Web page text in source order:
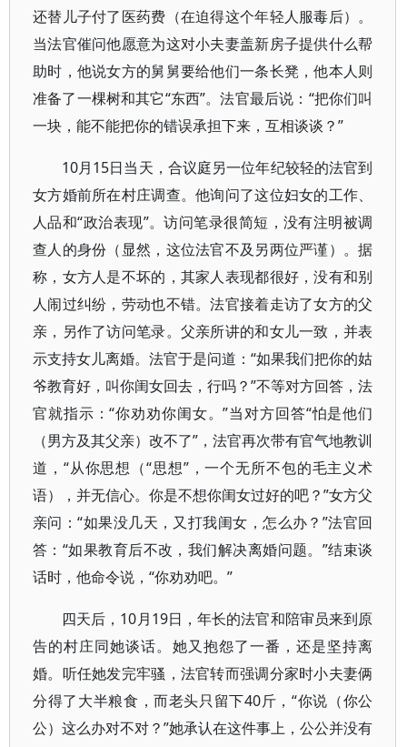
还替儿子付了医药费（在迫得这个年轻人服毒后）。
当法官催问他愿意为这对小夫妻盖新房子提供什么帮
助时，他说女方的舅舅要给他们一条长凳，他本人则
准备了一棵树和其它“东西”。法官最后说：“把你们叫
一块，能不能把你的错误承担下来，互相谈谈？”
10月15日当天，合议庭另一位年纪较轻的法官到
女方婚前所在村庄调查。他询问了这位妇女的工作、
人品和“政治表现”。访问笔录很简短，没有注明被调
查人的身份（显然，这位法官不及另两位严谨）。据
称，女方人是不坏的，其家人表现都很好，没有和别
人闹过纠纷，劳动也不错。法官接着走访了女方的父
亲，另作了访问笔录。父亲所讲的和女儿一致，并表
示支持女儿离婚。法官于是问道：“如果我们把你的姑
爷教育好，叫你闺女回去，行吗？”不等对方回答，法
官就指示：“你劝劝你闺女。”当对方回答“怕是他们
（男方及其父亲）改不了”，法官再次带有官气地教训
道，“从你思想（“思想”，一个无所不包的毛主义术
语），并无信心。你是不想你闺女过好的吧？”女方父
亲问：“如果没几天，又打我闺女，怎么办？”法官回
答：“如果教育后不改，我们解决离婚问题。”结束谈
话时，他命令说，“你劝劝吧。”
四天后，10月19日，年长的法官和陪审员来到原
告的村庄同她谈话。她又抱怨了一番，还是坚持离
婚。听任她发完牢骚，法官转而强调分家时小夫妻俩
分得了大半粮食，而老头只留下40斤，“你说（你公
公）这么办对不对？”她承认在这件事上，公公并没有